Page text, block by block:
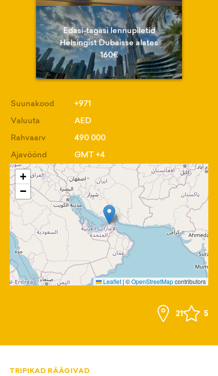
Edasi-tagasi lennupiletid
Helsingist Dubaisse alates
160€
Suunakood
+971
Valuuta
AED
Rahvaarv
490 000
Ajavöönd
GMT +4
+
−
Leaflet | ©OpenStreetMapcontributors
21 5
TRIPIKAD RÄÄGIVAD